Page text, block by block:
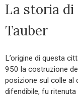
La storia di
Tauber
L’origine di questa
950 la costruzione
posizione sul colle al
difendibile, fu